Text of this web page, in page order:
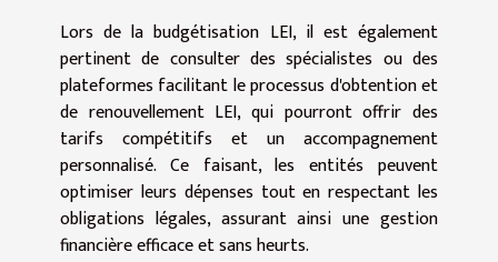
Lors de labudgétisation LEI, il est également
pertinent de consulter des spécialistes ou des
plateformes facilitant le processus d'obtention et
de renouvellement LEI, qui pourront offrir des
tarifs compétitifs et un accompagnement
personnalisé. Ce faisant, les entités peuvent
optimiser leurs dépenses tout en respectant les
obligations légales, assurant ainsi une gestion
financière efficace et sans heurts.